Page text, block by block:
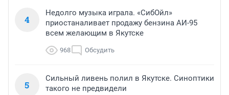
4
Недолго музыка играла. «СибОйл»
приостаналивает продажу бензина АИ-95
всем желающим в Якутске
968 Обсудить
5
Сильный ливень полил в Якутске. Синоптики
такого не предвидели